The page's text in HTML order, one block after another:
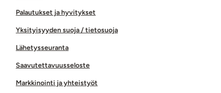
Palautukset ja hyvitykset
Yksityisyyden suoja / tietosuoja
Lähetysseuranta
Saavutettavuusseloste
Markkinointi ja yhteistyöt